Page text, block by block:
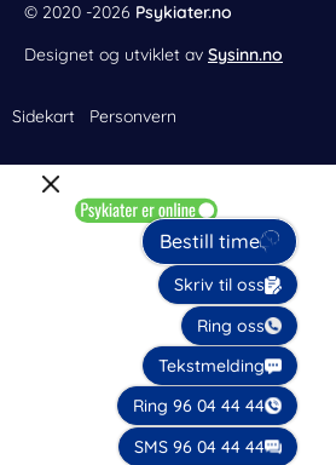
© 2020 -2026 Psykiater.no
Designet og utviklet av Sysinn.no
Sidekart Personvern
Bestill time
Skriv til oss
Ring oss
Tekstmelding
Ring 96 04 44 44
SMS 96 04 44 44